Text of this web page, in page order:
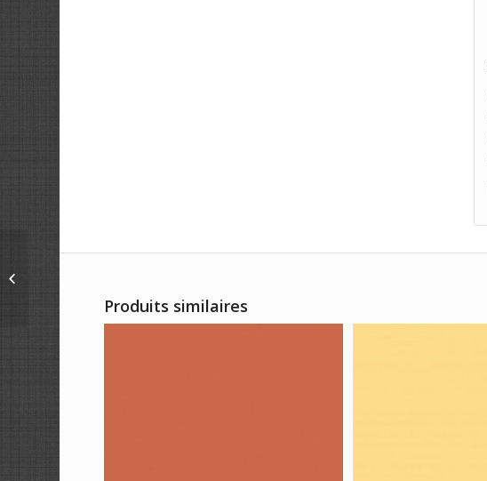
Produits similaires
RUDOLPH & FRIENDS